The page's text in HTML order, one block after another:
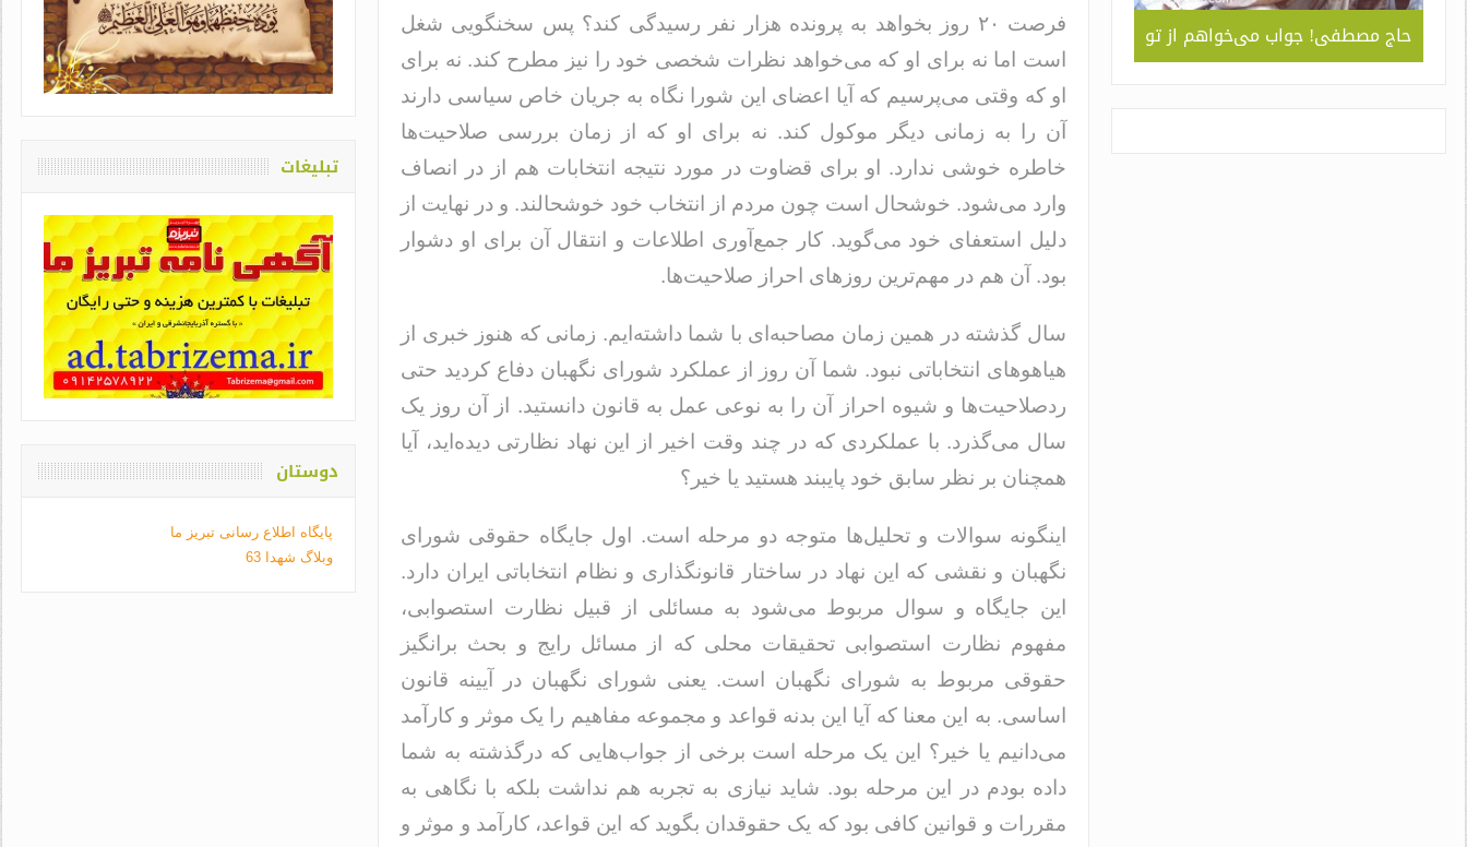
فرصت ٢٠ روز بخواهد به پرونده هزار نفر رسیدگی کند؟ پس سخنگویی شغل
است اما نه برای او که می‌خواهد نظرات شخصی خود را نیز مطرح کند. نه برای
او که وقتی می‌پرسیم که آیا اعضای این شورا نگاه به جریان خاص سیاسی دارند
آن را به زمانی دیگر موکول کند. نه برای او که از زمان بررسی صلاحیت‌ها
خاطره خوشی ندارد. او برای قضاوت در مورد نتیجه انتخابات هم از در انصاف
وارد می‌شود. خوشحال است چون مردم از انتخاب خود خوشحالند. و در نهایت از
دلیل استعفای خود می‌گوید. کار جمع‌آوری اطلاعات و انتقال آن برای او دشوار
بود. آن هم در مهم‌ترین روزهای احراز صلاحیت‌ها.
سال گذشته در همین زمان مصاحبه‌ای با شما داشته‌ایم. زمانی که هنوز خبری از
هیاهوهای انتخاباتی نبود. شما آن روز از عملکرد شورای نگهبان دفاع کردید حتی
ردصلاحیت‌ها و شیوه احراز آن را به نوعی عمل به قانون دانستید. از آن روز یک
سال می‌گذرد. با عملکردی که در چند وقت اخیر از این نهاد نظارتی دیده‌اید، آیا
همچنان بر نظر سابق خود پایبند هستید یا خیر؟
اینگونه سوالات و تحلیل‌ها متوجه دو مرحله است. اول جایگاه حقوقی شورای
نگهبان و نقشی که این نهاد در ساختار قانونگذاری و نظام انتخاباتی ایران دارد.
این جایگاه و سوال مربوط می‌شود به مسائلی از قبیل نظارت استصوابی،
مفهوم نظارت استصوابی تحقیقات محلی که از مسائل رایج و بحث برانگیز
حقوقی مربوط به شورای نگهبان است. یعنی شورای نگهبان در آیینه قانون
اساسی. به این معنا که آیا این بدنه قواعد و مجموعه مفاهیم را یک موثر و کارآمد
می‌دانیم یا خیر؟ این یک مرحله است برخی از جواب‌هایی که درگذشته به شما
داده بودم در این مرحله بود. شاید نیازی به تجربه هم نداشت بلکه با نگاهی به
مقررات و قوانین کافی بود که یک حقوقدان بگوید که این قواعد، کارآمد و موثر و
تبلیغات
دوستان
پایگاه اطلاع رسانی تبریز ما
وبلاگ شهدا 63
به یاد او که دغدغه سلامت قلم
داشت / طاهره سادات حمیدی
خداحافظ رزمنده / دلنوشته ای از
حسن دشتی
جلوه ای از همدلی و صمیمیت به
سبک و سیاق دوران دفاع مقدس /
حسن دشتی
حاج مصطفی! جواب می‌خواهم از تو